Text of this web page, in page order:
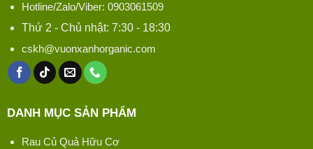
Hotline/Zalo/Viber: 0903061509
Thứ 2 - Chủ nhật: 7:30 - 18:30
cskh@vuonxanhorganic.com
DANH MỤC SẢN PHẨM
Rau Củ Quả Hữu Cơ